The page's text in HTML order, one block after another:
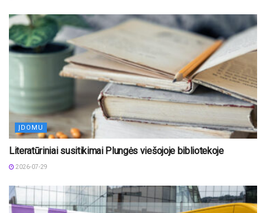
ĮDOMU
Literatūriniai susitikimai Plungės viešojoje bibliotekoje
2026-07-29